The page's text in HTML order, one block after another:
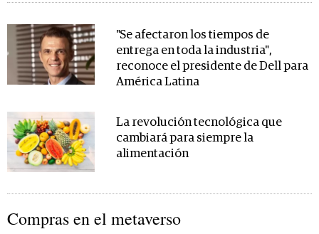
"Se afectaron los tiempos de
entrega en toda la industria",
reconoce el presidente de Dell para
América Latina
La revolución tecnológica que
cambiará para siempre la
alimentación
Compras en el metaverso